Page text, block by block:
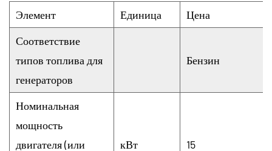
Элемент Единица
Цена
Соответствие
типов топлива для
генераторов
Бензин
Номинальная
мощность
двигателя (или
кВт 15